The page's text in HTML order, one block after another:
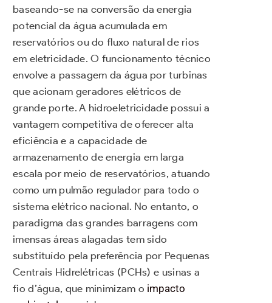
baseando-se na conversão da energia
potencial da água acumulada em
reservatórios ou do fluxo natural de rios
em eletricidade. O funcionamento técnico
envolve a passagem da água por turbinas
que acionam geradores elétricos de
grande porte. A hidroeletricidade possui a
vantagem competitiva de oferecer alta
eficiência e a capacidade de
armazenamento de energia em larga
escala por meio de reservatórios, atuando
como um pulmão regulador para todo o
sistema elétrico nacional. No entanto, o
paradigma das grandes barragens com
imensas áreas alagadas tem sido
substituído pela preferência por Pequenas
Centrais Hidrelétricas (PCHs) e usinas a
fio d’água, que minimizam o impacto